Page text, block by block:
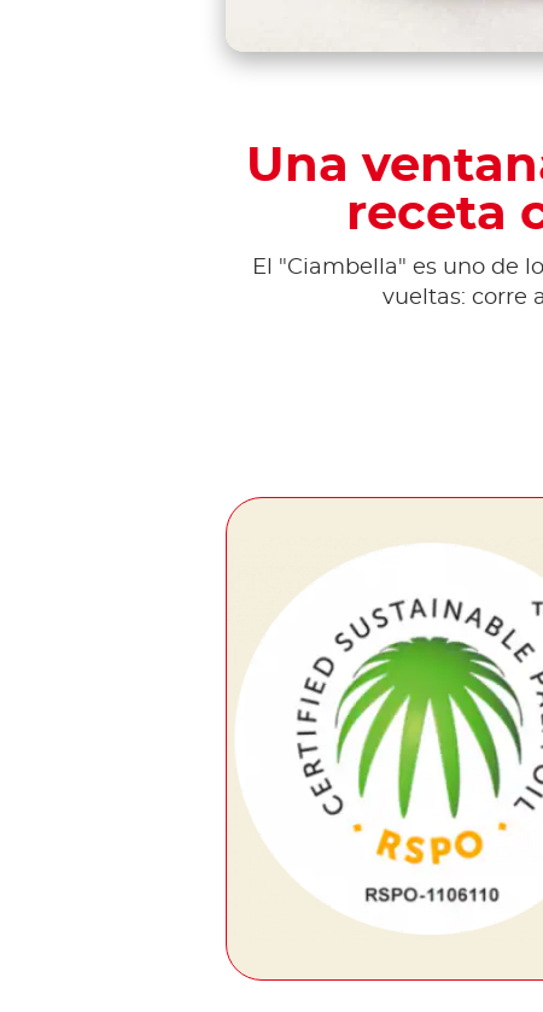
Una
receta
El "Ciambella" es uno de
vueltas: corre